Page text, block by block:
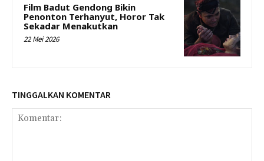
Film Badut Gendong Bikin
Penonton Terhanyut, Horor Tak
Sekadar Menakutkan
22 Mei 2026
TINGGALKAN KOMENTAR